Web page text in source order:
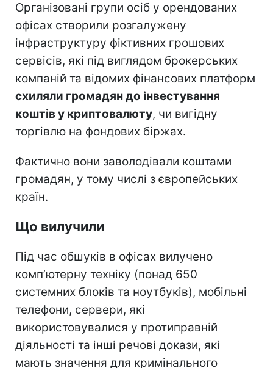
Організовані групи осіб у орендованих
офісах створили розгалужену
інфраструктуру фіктивних грошових
сервісів, які під виглядом брокерських
компаній та відомих фінансових платформ
схиляли громадян до інвестування
коштів у криптовалюту, чи вигідну
торгівлю на фондових біржах.
Фактично вони заволодівали коштами
громадян, у тому числі з європейських
країн.
Що вилучили
Під час обшуків в офісах вилучено
комп’ютерну техніку (понад 650
системних блоків та ноутбуків), мобільні
телефони, сервери, які
використовувалися у протиправній
діяльності та інші речові докази, які
мають значення для кримінального